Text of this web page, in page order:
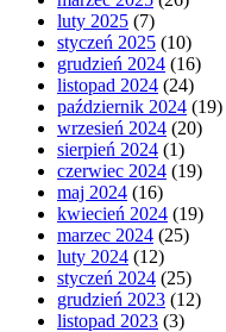
luty 2025 (7)
styczeń 2025 (10)
grudzień 2024 (16)
listopad 2024 (24)
październik 2024 (19)
wrzesień 2024 (20)
sierpień 2024 (1)
czerwiec 2024 (19)
maj 2024 (16)
kwiecień 2024 (19)
marzec 2024 (25)
luty 2024 (12)
styczeń 2024 (25)
grudzień 2023 (12)
listopad 2023 (3)